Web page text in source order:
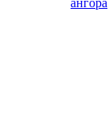
ангора